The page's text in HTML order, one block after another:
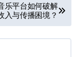
乐平台如何破解
入与传播困境？